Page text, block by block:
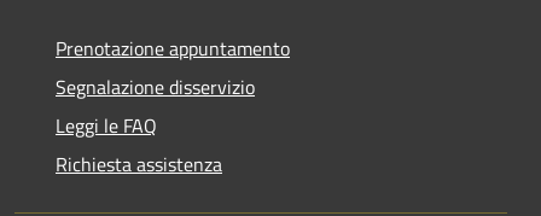
Prenotazione appuntamento
Segnalazione disservizio
Leggi le FAQ
Richiesta assistenza